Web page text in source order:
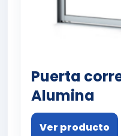
Puerta
Alumina
Ver producto